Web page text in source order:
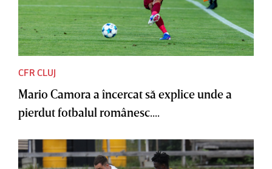
CFR CLUJ
Mario Camora a încercat să explice unde a
pierdut fotbalul românesc....